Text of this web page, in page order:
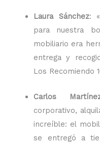
Laura Sánchez:
para nuestra
mobiliario era
entrega y
Los Recomiendo
Carlos
corporativo,
increíble: el
se entregó a